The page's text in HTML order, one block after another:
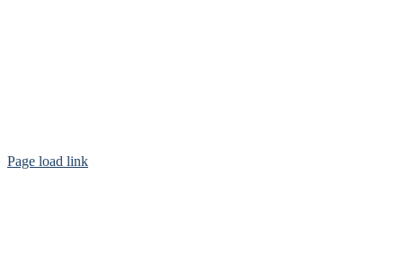
Page load link